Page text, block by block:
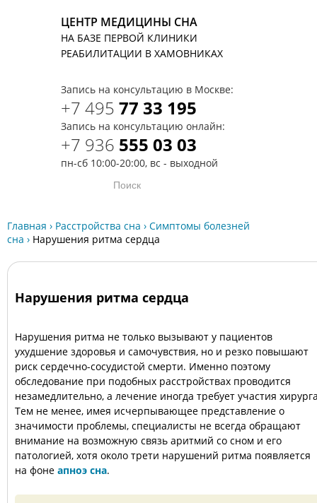
ЦЕНТР МЕДИЦИНЫ СНА
НА БАЗЕ ПЕРВОЙ КЛИНИКИ
РЕАБИЛИТАЦИИ В ХАМОВНИКАХ
Запись на консультацию в Москве:
+7 495 77 33 195
Запись на консультацию онлайн:
+7 936 555 03 03
пн-сб 10:00-20:00, вс - выходной
Главная › Расстройства сна › Симптомы болезней
сна › Нарушения ритма сердца
Нарушения ритма сердца
Нарушения ритма не только вызывают у пациентов
ухудшение здоровья и самочувствия, но и резко повышают
риск сердечно-сосудистой смерти. Именно поэтому
обследование при подобных расстройствах проводится
незамедлительно, а лечение иногда требует участия
Тем не менее, имея исчерпывающее представление о
значимости проблемы, специалисты не всегда обращают
внимание на возможную связь аритмий со сном и его
патологией, хотя около трети нарушений ритма появляется
на фоне апноэ сна.